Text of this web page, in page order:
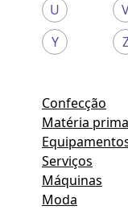
U
Y
Confecção
Matéria prima
Serviços
Máquinas
Moda